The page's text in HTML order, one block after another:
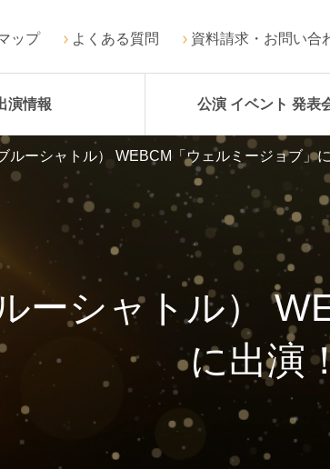
ップ よくある質問 資料請求・お問い合
演情報 公演 イベント 発表
ーシャトル）
に出演
ルーシャトル） WEBCM「ウェルミージョブ」に